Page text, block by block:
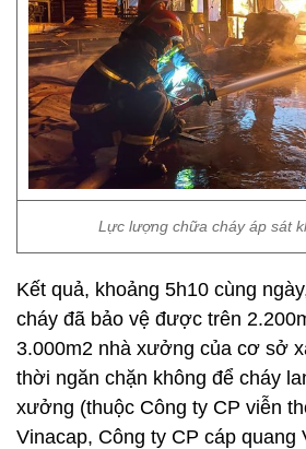
Lực lượng chữa cháy áp sát
Kết quả, khoảng 5h10 cùng
cháy đã bảo vệ được trên
3.000m2 nhà xưởng của cơ sở
thời ngăn chặn không để cháy
xưởng (thuộc Công ty CP viễn
Vinacap, Công ty CP cáp quang